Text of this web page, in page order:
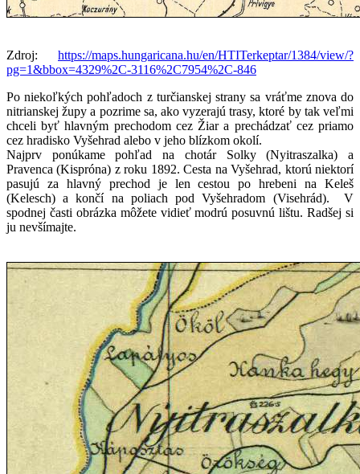
Zdroj: https://maps.hungaricana.hu/en/HTITerkeptar/1384/view/?
pg=1&bbox=4329%2C-3116%2C7954%2C-846
Po niekoľkých pohľadoch z turčianskej strany sa vráťme znova do
nitrianskej župy a pozrime sa, ako vyzerajú trasy, ktoré by tak veľmi
chceli byť hlavným prechodom cez Žiar a prechádzať cez priamo
cez hradisko Vyšehrad alebo v jeho blízkom okolí.
Najprv ponúkame pohľad na chotár Solky (Nyitraszalka) a
Pravenca (Kispróna) z roku 1892. Cesta na Vyšehrad, ktorú niektorí
pasujú za hlavný prechod je len cestou po hrebeni na Keleš
(Kelesch) a končí na poliach pod Vyšehradom (Visehrád). V
spodnej časti obrázka môžete vidieť modrú posuvnú lištu. Radšej si
ju nevšímajte.